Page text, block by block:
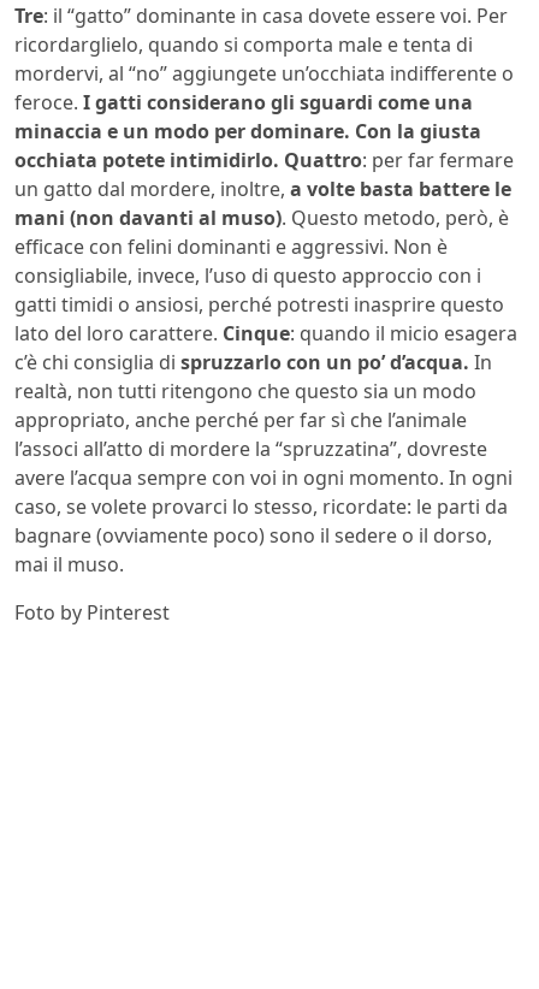
Tre: il “gatto” dominante in casa dovete essere voi. Per
ricordarglielo, quando si comporta male e tenta di
mordervi, al “no” aggiungete un’occhiata indifferente o
feroce. I gatti considerano gli sguardi come una
minaccia e un modo per dominare. Con la giusta
occhiata potete intimidirlo. Quattro: per far fermare
un gatto dal mordere, inoltre, a volte basta battere le
mani (non davanti al muso). Questo metodo, però, è
efficace con felini dominanti e aggressivi. Non è
consigliabile, invece, l’uso di questo approccio con i
gatti timidi o ansiosi, perché potresti inasprire questo
lato del loro carattere. Cinque: quando il micio esagera
c’è chi consiglia di spruzzarlo con un po’ d’acqua. In
realtà, non tutti ritengono che questo sia un modo
appropriato, anche perché per far sì che l’animale
l’associ all’atto di mordere la “spruzzatina”, dovreste
avere l’acqua sempre con voi in ogni momento. In ogni
caso, se volete provarci lo stesso, ricordate: le parti da
bagnare (ovviamente poco) sono il sedere o il dorso,
mai il muso.
Foto by Pinterest